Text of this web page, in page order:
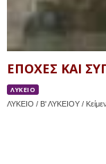
ΕΠΟΧΕΣ ΚΑΙ
ΛΥΚΕΙΟ
ΛΥΚΕΙΟ / Β' ΛΥΚΕΙΟΥ /